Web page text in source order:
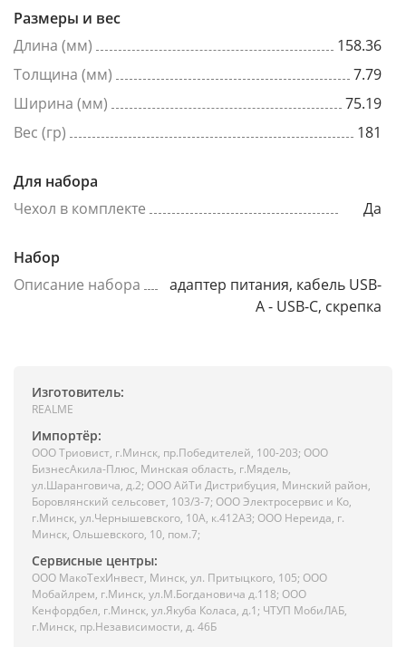
Размеры и вес
Длина (мм)
158.36
Толщина (мм)
7.79
Ширина (мм)
75.19
Вес (гр)
181
Для набора
Чехол в комплекте
Да
Набор
Описание набора
адаптер питания, кабель USB-
A - USB-C, скрепка
Изготовитель:
REALME
Импортёр:
ООО Триовист, г.Минск, пр.Победителей, 100-203; ООО
БизнесАкила-Плюс, Минская область, г.Мядель,
ул.Шаранговича, д.2; ООО АйТи Дистрибуция, Минский район,
Боровлянский сельсовет, 103/3-7; ООО Электросервис и Ко,
г.Минск, ул.Чернышевского, 10А, к.412АЗ; ООО Нереида, г.
Минск, Ольшевского, 10, пом.7;
Сервисные центры:
ООО МакоТехИнвест, Минск, ул. Притыцкого, 105; ООО
Мобайлрем, г.Минск, ул.М.Богдановича д.118; ООО
Кенфордбел, г.Минск, ул.Якуба Коласа, д.1; ЧТУП МобиЛАБ,
г.Минск, пр.Независимости, д. 46Б